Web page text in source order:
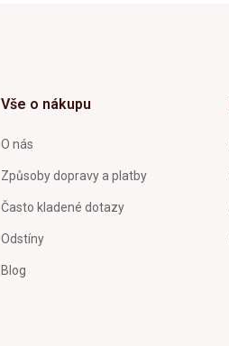
Vše o nákupu
O nás
Způsoby dopravy a platby
Často kladené dotazy
Odstíny
Blog